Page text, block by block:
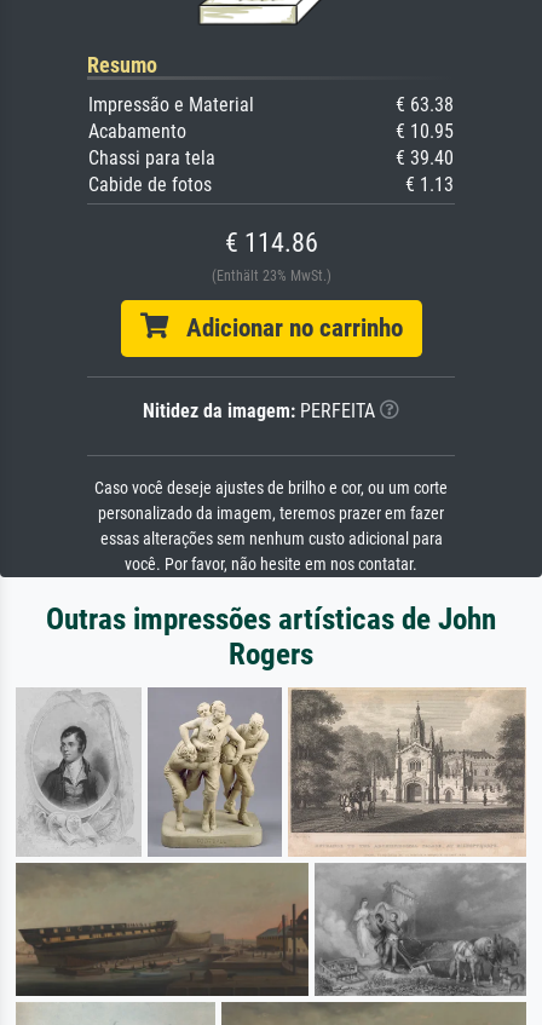
Resumo
Impressão e Material
€ 63.38
Acabamento
€ 10.95
Chassi para tela
€ 39.40
Cabide de fotos
€ 1.13
€ 114.86
(Enthält 23% MwSt.)
Adicionar no carrinho
Nitidez da imagem: PERFEITA
Caso você deseje ajustes de brilho e cor, ou um corte
personalizado da imagem, teremos prazer em fazer
essas alterações sem nenhum custo adicional para
você. Por favor, não hesite em nos contatar.
Outras impressões artísticas de John
Rogers